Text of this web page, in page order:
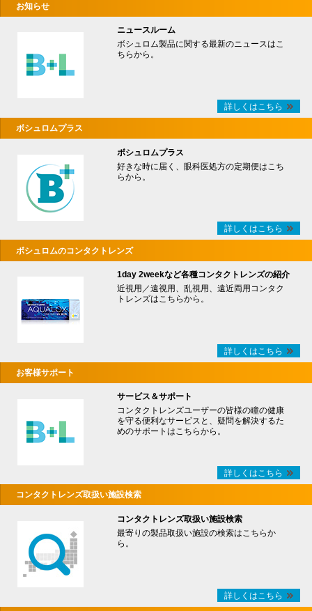
お知らせ
ニュースルーム
ボシュロム製品に関する最新のニュースはこ
ちらから。
詳しくはこちら
ボシュロムプラス
ボシュロムプラス
好きな時に届く、眼科医処方の定期便はこち
らから。
詳しくはこちら
ボシュロムのコンタクトレンズ
1day 2weekなど各種コンタクトレンズの紹介
近視用／遠視用、乱視用、遠近両用コンタク
トレンズはこちらから。
詳しくはこちら
お客様サポート
サービス＆サポート
コンタクトレンズユーザーの皆様の瞳の健康
を守る便利なサービスと、疑問を解決するた
めのサポートはこちらから。
詳しくはこちら
コンタクトレンズ取扱い施設検索
コンタクトレンズ取扱い施設検索
最寄りの製品取扱い施設の検索はこちらか
ら。
詳しくはこちら